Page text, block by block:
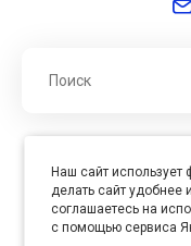
Юр. адрес : 105005,
Наш сайт
делать сайт удобнее
соглашаетесь на
с помощью сервиса